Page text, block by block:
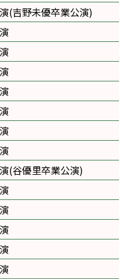
(吉野未優卒業公演)
(谷優里卒業公演)